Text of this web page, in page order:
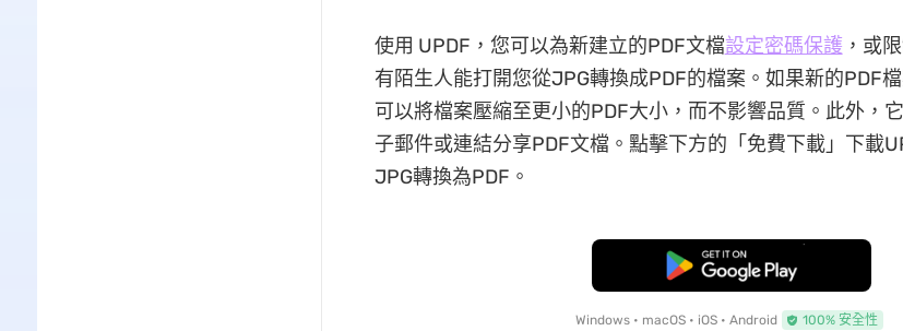
使用 UPDF，您可以為新建立的PDF文檔設定密碼保護 ，或
有陌生人能打開您從JPG轉換成PDF的檔案。如果新的PDF
可以將檔案壓縮至更小的PDF大小，而不影響品質。此外，
子郵件或連結分享PDF文檔。點擊下方的「免費下載」下載
JPG轉換為PDF。
免費下載
Windows • macOS • iOS • Android 100% 安全性